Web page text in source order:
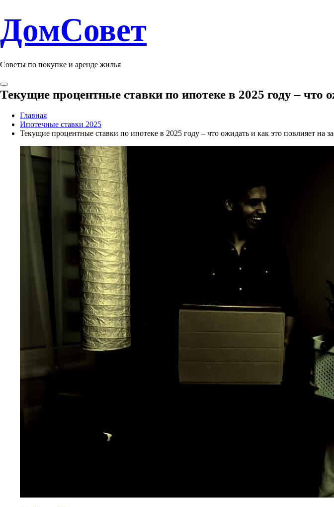
ДомСовет
Советы по покупке и аренде жилья
Текущие процентные ставки по ипотеке в 2025 году – что
Главная
Ипотечные ставки 2025
Текущие процентные ставки по ипотеке в 2025 году – что ожидать и как это повлияет на